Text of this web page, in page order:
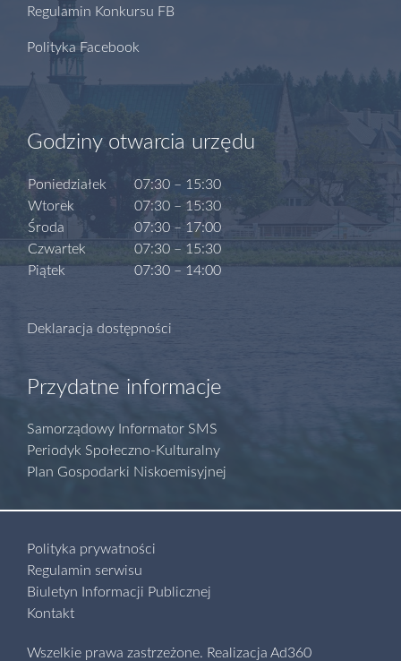
Regulamin Konkursu FB
Polityka Facebook
Godziny otwarcia urzędu
Poniedziałek
Wtorek
Środa
Czwartek
Piątek
07:30 – 15:30
07:30 – 15:30
07:30 – 17:00
07:30 – 15:30
07:30 – 14:00
Deklaracja dostępności
Przydatne informacje
Samorządowy Informator SMS
Periodyk Społeczno-Kulturalny
Plan Gospodarki Niskoemisyjnej
Polityka prywatności
Regulamin serwisu
Biuletyn Informacji Publicznej
Kontakt
Wszelkie prawa zastrzeżone. Realizacja Ad360